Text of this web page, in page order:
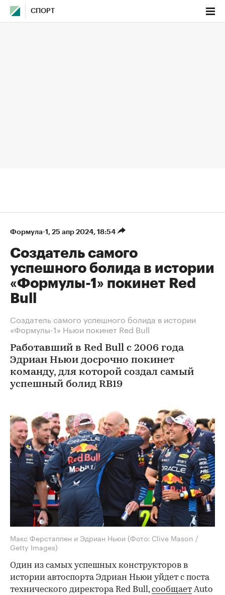
СПОРТ
Формула-1 ⁠, 25 апр 2024, 18:54
Создатель самого
успешного болида в истории
«Формулы-1» покинет Red
Bull
Создатель самого успешного болида в истории
«Формулы-1» Ньюи покинет Red Bull
Работавший в Red Bull с 2006 года
Эдриан Ньюи досрочно покинет
команду, для которой создал самый
успешный болид RB19
Макс Ферстаппен и Эдриан Ньюи (Фото: Clive Mason /
Getty Images)
Один из самых успешных конструкторов в
истории автоспорта Эдриан Ньюи уйдет с поста
технического директора Red Bull,сообщает Auto